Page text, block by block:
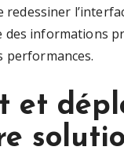
des informations
performances.
et